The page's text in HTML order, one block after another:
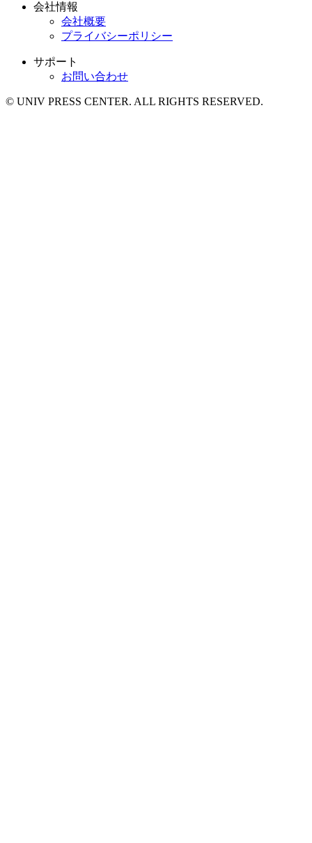
会社情報
会社概要
プライバシーポリシー
サポート
お問い合わせ
© UNIV PRESS CENTER. ALL RIGHTS RESERVED.